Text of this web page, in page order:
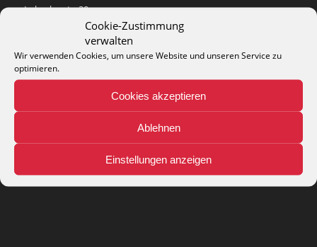
Cookie-Zustimmung
verwalten
Wir verwenden Cookies, um unsere Website und unseren Service zu
optimieren.
Cookies akzeptieren
Ablehnen
Einstellungen anzeigen
Lohackerstr. 30
44867 Bochum
phone: + 49 (2327) 3083 - 20
e-mail:info@theko-collection.com
Teppich-Lexikon